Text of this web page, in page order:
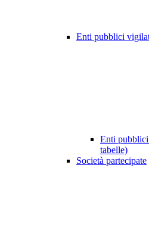
Enti pubblici
Enti
tabelle)
Società partecipate